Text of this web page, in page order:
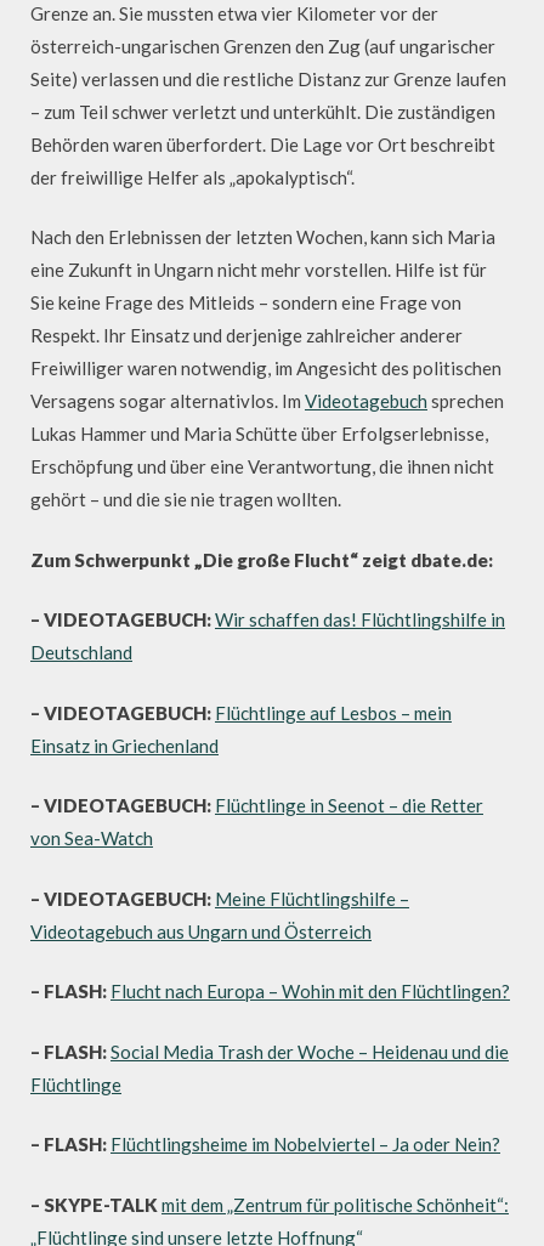
Grenze an. Sie mussten etwa vier Kilometer vor der
österreich-ungarischen Grenzen den Zug (auf ungarischer
Seite) verlassen und die restliche Distanz zur Grenze laufen
– zum Teil schwer verletzt und unterkühlt. Die zuständigen
Behörden waren überfordert. Die Lage vor Ort beschreibt
der freiwillige Helfer als „apokalyptisch“.
Nach den Erlebnissen der letzten Wochen, kann sich Maria
eine Zukunft in Ungarn nicht mehr vorstellen. Hilfe ist für
Sie keine Frage des Mitleids – sondern eine Frage von
Respekt. Ihr Einsatz und derjenige zahlreicher anderer
Freiwilliger waren notwendig, im Angesicht des politischen
Versagens sogar alternativlos. Im Videotagebuch sprechen
Lukas Hammer und Maria Schütte über Erfolgserlebnisse,
Erschöpfung und über eine Verantwortung, die ihnen nicht
gehört – und die sie nie tragen wollten.
Zum Schwerpunkt „Die große Flucht“ zeigt dbate.de:
– VIDEOTAGEBUCH:Wir schaffen das! Flüchtlingshilfe in
Deutschland
– VIDEOTAGEBUCH: Flüchtlinge auf Lesbos – mein
Einsatz in Griechenland
– VIDEOTAGEBUCH: Flüchtlinge in Seenot – die Retter
von Sea-Watch
– VIDEOTAGEBUCH: Meine Flüchtlingshilfe –
Videotagebuch aus Ungarn und Österreich
– FLASH: Flucht nach Europa – Wohin mit den Flüchtlingen?
– FLASH:Social Media Trash der Woche – Heidenau und die
Flüchtlinge
– FLASH: Flüchtlingsheime im Nobelviertel – Ja oder Nein?
– SKYPE-TALK mit dem „Zentrum für politische Schönheit“:
„Flüchtlinge sind unsere letzte Hoffnung“